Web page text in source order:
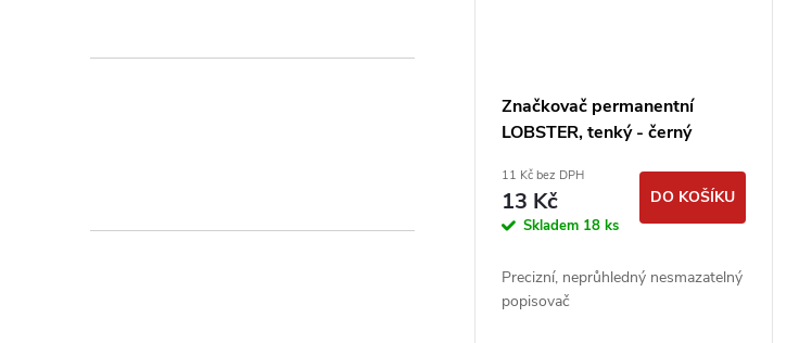
Značkovač permanentní
LOBSTER, tenký - černý
11 Kč bez DPH
13 Kč
Skladem 18 ks
DO KOŠÍKU
Precizní, neprůhledný nesmazatelný
popisovač